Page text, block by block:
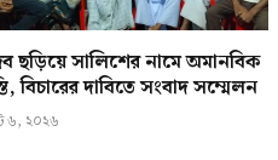
ছড়িয়ে সালিশের নামে অমানবিক
বিচারের দাবিতে সংবাদ সম্মেলন
৬, ২০২৬